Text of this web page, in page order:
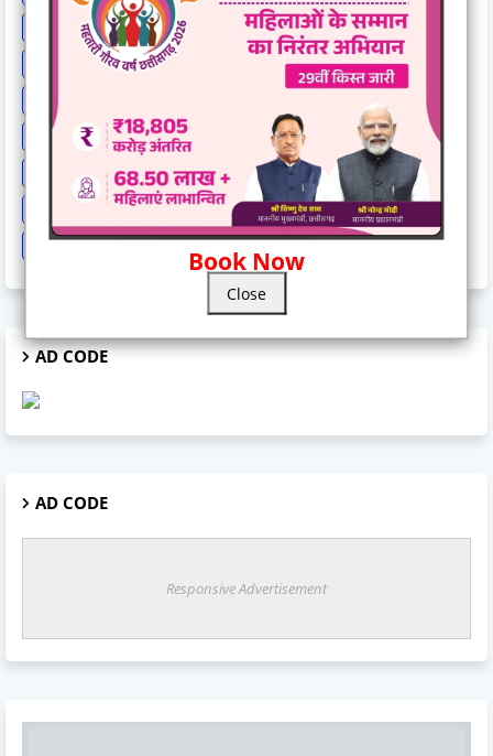
Book Now
Close
Lok Sabha Election 2024
MP Breaking News
National News
New India Special Story
News Hunt Exclusive
Rahul Gandhi Railway News
Rajasthan
Religion And Spirituality
Share Market
Social Event
sonia Gandhi
Sports Supreme Court
Technology
Train Cancel
Uttarpradesh Weather
AD CODE
AD CODE
Responsive Advertisement